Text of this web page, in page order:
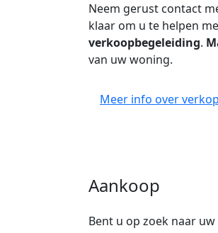
Neem gerust contact
klaar om u te helpen
verkoopbegeleiding.
van uw woning.
Meer info over
Aankoop
Bent u op zoek naar